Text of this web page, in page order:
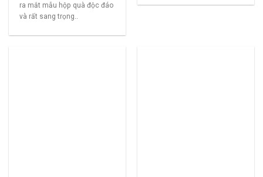
ra mắt mẫu hộp quà độc đáo
và rất sang trọng..